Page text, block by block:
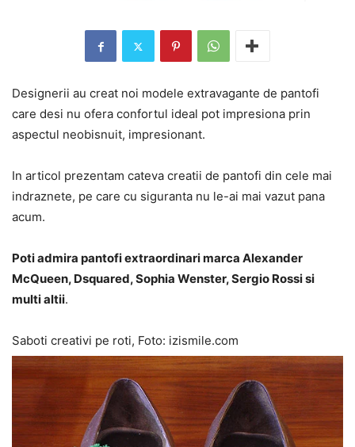
Designerii au creat noi modele extravagante de pantofi
care desi nu ofera confortul ideal pot impresiona prin
aspectul neobisnuit, impresionant.
In articol prezentam cateva creatii de pantofi din cele mai
indraznete, pe care cu siguranta nu le-ai mai vazut pana
acum.
Poti admira pantofi extraordinari marca Alexander
McQueen, Dsquared, Sophia Wenster, Sergio Rossi si
multi altii.
Saboti creativi pe roti, Foto: izismile.com